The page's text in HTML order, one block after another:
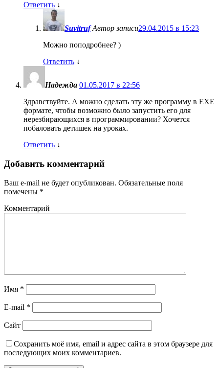
Ответить ↓
Suvitruf Автор записи29.04.2015 в 15:23
Можно поподробнее? )
Ответить ↓
Надежда 01.05.2017 в 22:56
Здравствуйте. А можно сделать эту же программу в EXE
формате, чтобы возможно было запустить его для
нерезбирающихся в программировании? Хочется
побаловать детишек на уроках.
Ответить ↓
Добавить комментарий
Ваш e-mail не будет опубликован. Обязательные поля
помечены *
Комментарий
Имя *
E-mail *
Сайт
Сохранить моё имя, email и адрес сайта в этом браузере для
последующих моих комментариев.